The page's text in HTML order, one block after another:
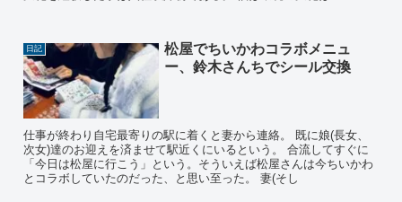
日記
松屋でちいかわコラボメニュ
ー、鈴木さんちでシール交換
仕事が終わり自宅最寄りの駅に着くと妻から連絡。 既に娘(長女、
次女)達のお迎えを済ませて駅近くにいるという。 合流してすぐに
「今日は松屋に行こう」という。そういえば松屋さんは今ちいかわ
とコラボしていたのだった、と思い至った。 妻(そし